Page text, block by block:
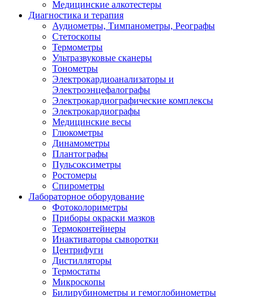
Медицинские алкотестеры
Диагностика и терапия
Аудиометры, Тимпанометры, Реографы
Стетоскопы
Термометры
Ультразвуковые сканеры
Тонометры
Электрокардиоанализаторы и
Электроэнцефалографы
Электрокардиографические комплексы
Электрокардиографы
Медицинские весы
Глюкометры
Динамометры
Плантографы
Пульсоксиметры
Ростомеры
Спирометры
Лабораторное оборудование
Фотоколориметры
Приборы окраски мазков
Термоконтейнеры
Инактиваторы сыворотки
Центрифуги
Дистилляторы
Термостаты
Микроскопы
Билирубинометры и гемоглобинометры